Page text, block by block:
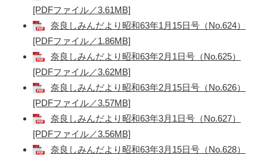
[PDFファイル／3.61MB]
奈良しみんだより昭和63年1月15日号（No.624）
[PDFファイル／1.86MB]
奈良しみんだより昭和63年2月1日号（No.625）
[PDFファイル／3.62MB]
奈良しみんだより昭和63年2月15日号（No.626）
[PDFファイル／3.57MB]
奈良しみんだより昭和63年3月1日号（No.627）
[PDFファイル／3.56MB]
奈良しみんだより昭和63年3月15日号（No.628）